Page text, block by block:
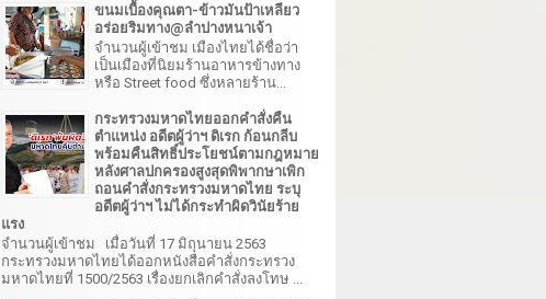
ขนมเบื้องคุณตา-ข้าวมันป้าเหลียว
อร่อยริมทาง@ลำปางหนาเจ้า
จำนวนผู้เข้าชม เมืองไทยได้ชื่อว่า
เป็นเมืองที่นิยมร้านอาหารข้างทาง
หรือ Street food ซึ่งหลายร้าน...
กระทรวงมหาดไทยออกคำสั่งคืน
ตำแหน่ง อดีตผู้ว่าฯ ดิเรก ก้อนกลีบ
พร้อมคืนสิทธิ์ประโยชน์ตามกฎหมาย
หลังศาลปกครองสูงสุดพิพากษาเพิก
ถอนคำสั่งกระทรวงมหาดไทย ระบุ
อดีตผู้ว่าฯ ไม่ได้กระทำผิดวินัยร้าย
แรง
จำนวนผู้เข้าชม เมื่อวันที่ 17 มิถุนายน 2563
กระทรวงมหาดไทยได้ออกหนังสือคำสั่งกระทรวง
มหาดไทยที่ 1500/2563 เรื่องยกเลิกคำสั่งลงโทษ ...